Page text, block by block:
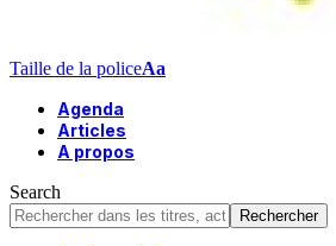
Taille de la policeAa
Agenda
Articles
A propos
Search